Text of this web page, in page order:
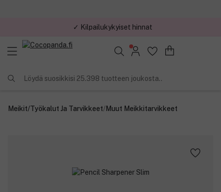
✓ Kilpailukykyiset hinnat
Löydä suosikkisi 25.398 tuotteen joukosta..
Meikit/Työkalut Ja Tarvikkeet/Muut Meikkitarvikkeet